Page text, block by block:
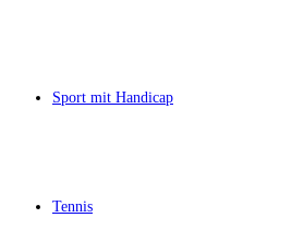
Sport mit Handicap
Tennis